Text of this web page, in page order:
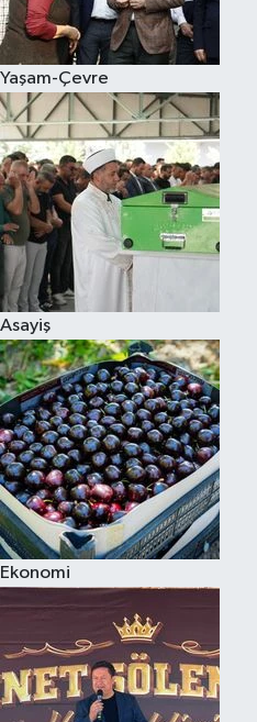
Yaşam-Çevre
Asayiş
Ekonomi
Siyaset
Teknoloji
Televizyon
Yaşam-Çevre